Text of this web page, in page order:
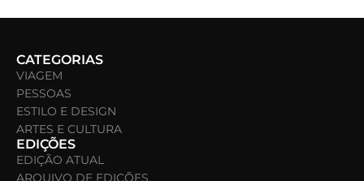
CATEGORIAS
VIAGEM
PESSOAS
ESTILO E DESIGN
ARTES E CULTURA
EDIÇÕES
EDIÇÃO ATUAL